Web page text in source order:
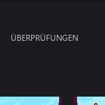
ÜBERPRÜFUNGEN